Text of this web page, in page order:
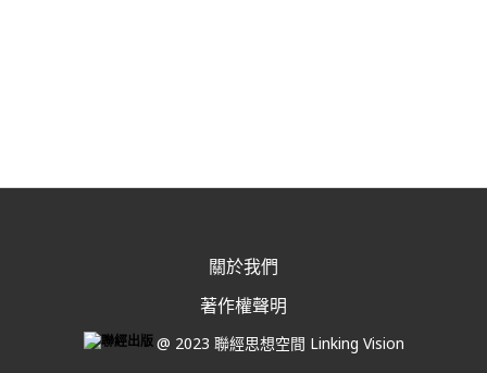
關於我們
著作權聲明
@ 2023 聯經思想空間 Linking Vision